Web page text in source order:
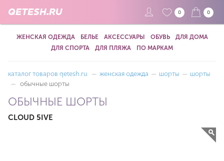
QETESH.RU 0 0
ЖЕНСКАЯ ОДЕЖДА БЕЛЬЕ АКСЕССУАРЫ ОБУВЬ
ДЛЯ ДОМА
ДЛЯ СПОРТА
ДЛЯ ПЛЯЖА ПО МАРКАМ
каталог товаров qetesh.ru — женская одежда — шорты — шорты
— обычные шорты
ОБЫЧНЫЕ ШОРТЫ
CLOUD 5IVE